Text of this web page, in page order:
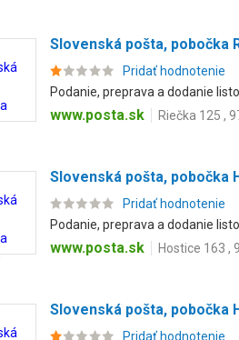
Slovenská pošta, pobočka
Pridať hodnotenie
Podanie, preprava a dodanie
www.posta.sk Riečka 125 ,
Slovenská pošta, pobočka
Pridať hodnotenie
Podanie, preprava a dodanie
www.posta.sk Hostice 163 ,
Slovenská pošta, pobočka
Pridať hodnotenie